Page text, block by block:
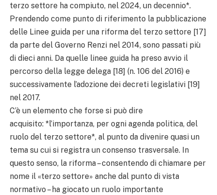
terzo settore ha compiuto, nel 2024, un decennio*.
Prendendo come punto di riferimento la pubblicazione
delle Linee guida per una riforma del terzo settore [17]
da parte del Governo Renzi nel 2014, sono passati più
di dieci anni. Da quelle linee guida ha preso avvio il
percorso della legge delega [18] (n. 106 del 2016) e
successivamente l’adozione dei decreti legislativi [19]
nel 2017.
C’è un elemento che forse si può dire
acquisito: *l’importanza, per ogni agenda politica, del
ruolo del terzo settore*, al punto da divenire quasi un
tema su cui si registra un consenso trasversale. In
questo senso, la riforma – consentendo di chiamare per
nome il «terzo settore» anche dal punto di vista
normativo – ha giocato un ruolo importante